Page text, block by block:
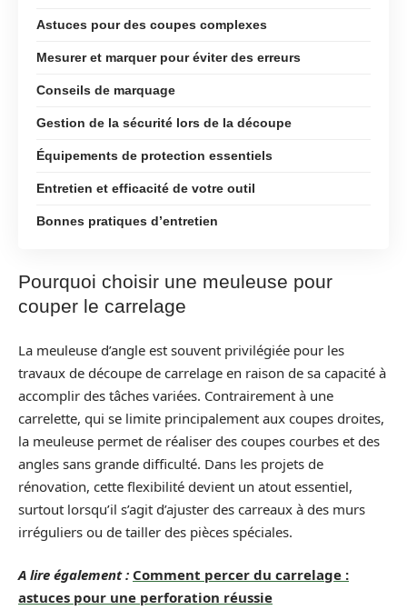
Astuces pour des coupes complexes
Mesurer et marquer pour éviter des erreurs
Conseils de marquage
Gestion de la sécurité lors de la découpe
Équipements de protection essentiels
Entretien et efficacité de votre outil
Bonnes pratiques d’entretien
Pourquoi choisir une meuleuse pour
couper le carrelage
La meuleuse d’angle est souvent privilégiée pour les
travaux de découpe de carrelage en raison de sa capacité à
accomplir des tâches variées. Contrairement à une
carrelette, qui se limite principalement aux coupes droites,
la meuleuse permet de réaliser des coupes courbes et des
angles sans grande difficulté. Dans les projets de
rénovation, cette flexibilité devient un atout essentiel,
surtout lorsqu’il s’agit d’ajuster des carreaux à des murs
irréguliers ou de tailler des pièces spéciales.
A lire également : Comment percer du carrelage :
astuces pour une perforation réussie